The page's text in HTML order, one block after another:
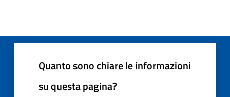
Quanto sono chiare le informazioni
su questa pagina?